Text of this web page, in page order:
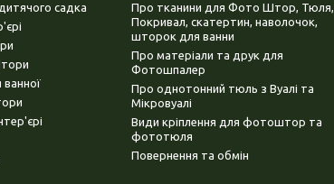
садка
Про тканини для Фото Штор, Тюля,
Покривал, скатертин, наволочок,
шторок для ванни
Про матеріали та друк для
Фотошпалер
Про однотонний тюль з Вуалі та
Мікровуалі
Види кріплення для фотоштор та
фототюля
Повернення та обмін